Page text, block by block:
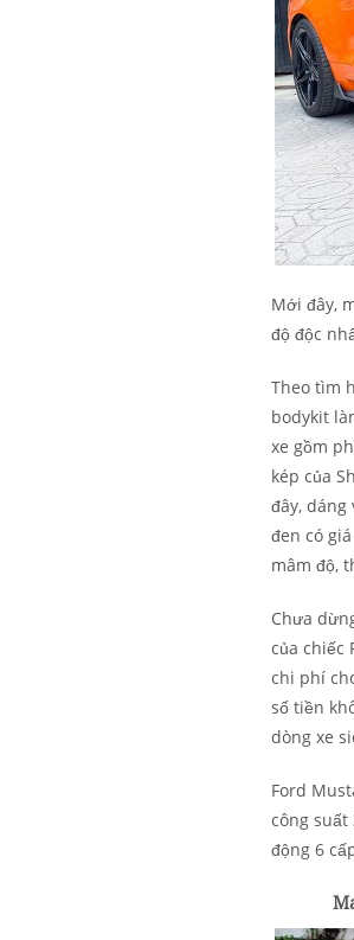
Mới đây,
độ độc
Theo tìm
bodykit
xe gồm
kép của
đây,
đen có
mâm độ,
Chưa
của chiếc
chi phí
số tiền
dòng xe
Ford
công suất
động 6